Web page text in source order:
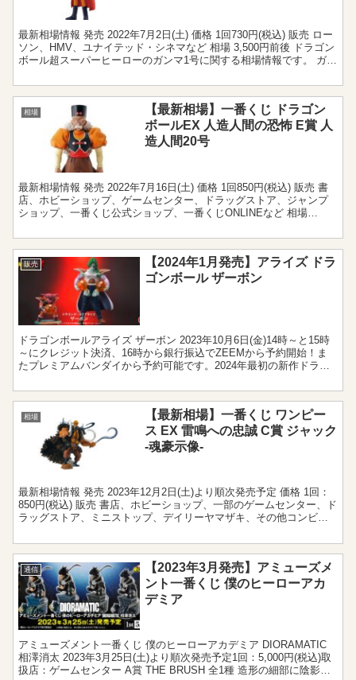
最新相場情報 発売 2022年7月2日(土) 価格 1回730円(税込) 販売 ロー
ソン、HMV、ユナイテッド・シネマなど 相場 3,500円前後 ドラゴン
ボール超スーパーヒーローのガンマ1号に関する相場情報です。 ガン
相場
【最新相場】一番くじ ドラゴン
ボールEX 人造人間の恐怖 E賞 人
造人間20号
最新相場情報 発売 2022年7月16日(土) 価格 1回850円(税込) 販売 書
店、ホビーショップ、ゲームセンター、ドラッグストア、ジャンプ
ショップ、一番くじ公式ショップ、一番くじONLINEなど 相場
販売
【2024年1月発売】アライズ ドラ
ゴンボール ザーボン
ドラゴンボールアライズ ザーボン 2023年10月6日(金)14時～と15時
～にクレジット決済、16時から銀行振込でZEEMから予約開始！ま
たプレミアムバンダイから予約可能です。2024年最初の新作ドラゴ
相場
【最新相場】一番くじ ワンピー
ス EX 雷鳴への忠誠 C賞 ジャック
-魂豪示像-
最新相場情報 発売 2023年12月2日(土)より順次発売予定 価格 1回：
850円(税込) 販売 書店、ホビーショップ、一部のゲームセンター、ド
ラッグストア、ミニストップ、デイリーヤマザキ、その他コンビニ
通信
【2023年3月発売】アミューズメ
ント一番くじ 僕のヒーローアカ
デミア
アミューズメント一番くじ 僕のヒーローアカデミア DIORAMATIC
相澤消太 2023年3月25日(土)より順次発売予定1回：5,000円(税込)取
扱店：ゲームセンター A賞 THE BRUSH 全1種 造形の細部に陰影を